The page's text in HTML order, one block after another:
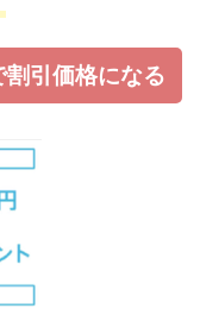
引価格になる